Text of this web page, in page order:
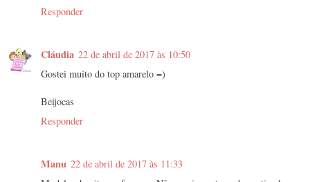
Responder
Cláudia 22 de abril de 2017 às 10:50
Gostei muito do top amarelo =)
Beijocas
Responder
Manu 22 de abril de 2017 às 11:33